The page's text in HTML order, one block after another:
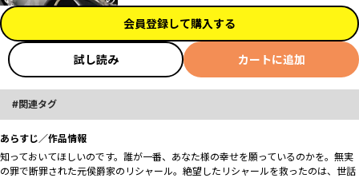
会員登録して購入する
試し読み カートに追加
関連タグ
あらすじ／作品情報
知っておいてほしいのです。誰が一番、あなた様の幸せを願っているのかを――。無実
の罪で断罪された元侯爵家のリシャール。絶望したリシャールを救ったのは、世話